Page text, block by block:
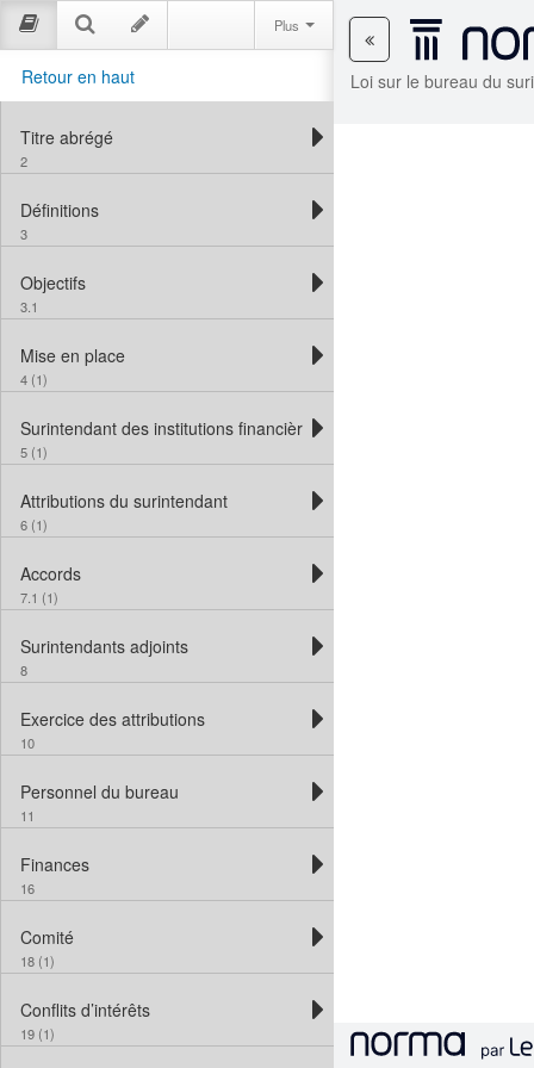
Loi sur le bureau du
Plus
Retour en haut
Titre abrégé
2
Définitions
3
Objectifs
3.1
Mise en place
4 (1)
Surintendant des institutions financières
5 (1)
Attributions du surintendant
6 (1)
Accords
7.1 (1)
Surintendants adjoints
8
Exercice des attributions
10
Personnel du bureau
11
Finances
16
Comité
18 (1)
Conflits d’intérêts
19 (1)